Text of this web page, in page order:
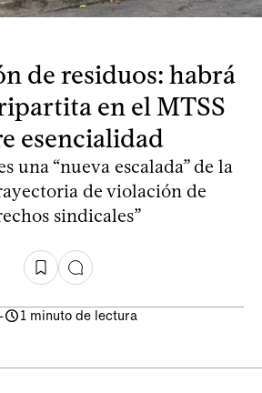
de residuos: habrá
en el MTSS
esencialidad
una “nueva escalada” de la
de violación de
sindicales”
1 minuto de lectura